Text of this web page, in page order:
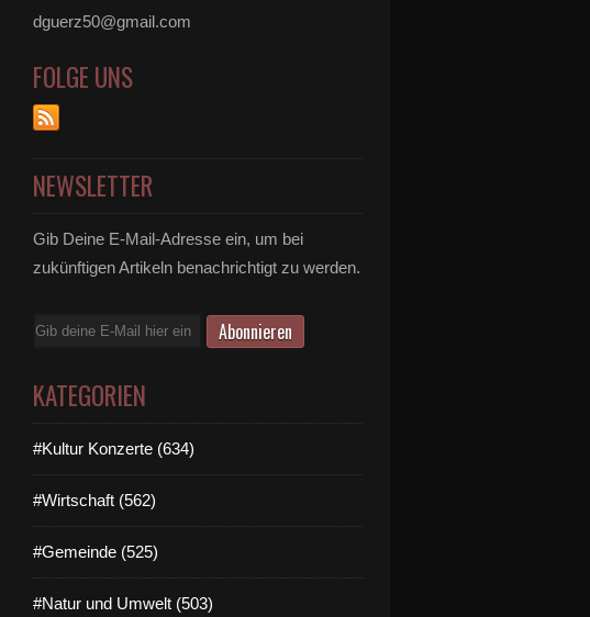
dguerz50@gmail.com
FOLGE UNS
NEWSLETTER
Gib Deine E-Mail-Adresse ein, um bei
zukünftigen Artikeln benachrichtigt zu werden.
E-
KATEGORIEN
#Kultur Konzerte (634)
#Wirtschaft (562)
#Gemeinde (525)
#Natur und Umwelt (503)